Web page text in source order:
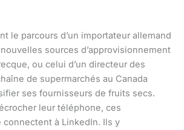
le parcours d’un importateur allemand
sources d’approvisionnement
ou celui d’un directeur des
de supermarchés au Canada
ses fournisseurs de fruits secs.
leur téléphone, ces
à LinkedIn. Ils y